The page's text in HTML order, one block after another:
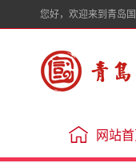
您好，欢迎来到青岛
网站